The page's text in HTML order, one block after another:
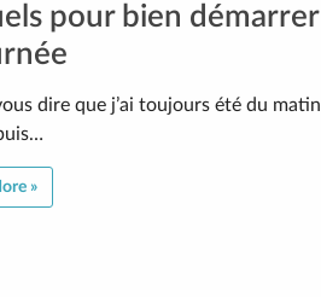
pour bien démarrer
dire que j’ai toujours été du matin
»